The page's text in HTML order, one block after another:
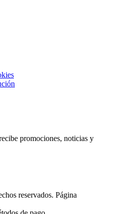
promociones, noticias y
reservados. Página